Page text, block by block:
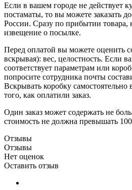
Если в вашем городе не действует
постаматы, то вы можете заказать
России. Сразу по прибытии товара,
извещение о посылке.
Перед оплатой вы можете оценить
вскрывая): вес, целостность. Если
соответствует параметрам или
попросите сотрудника почты
Вскрывать коробку самостоятельно
того, как оплатили заказ.
Один заказ может содержать не
стоимость не должна превышать
Отзывы
Отзывы
Нет оценок
Оставить отзыв